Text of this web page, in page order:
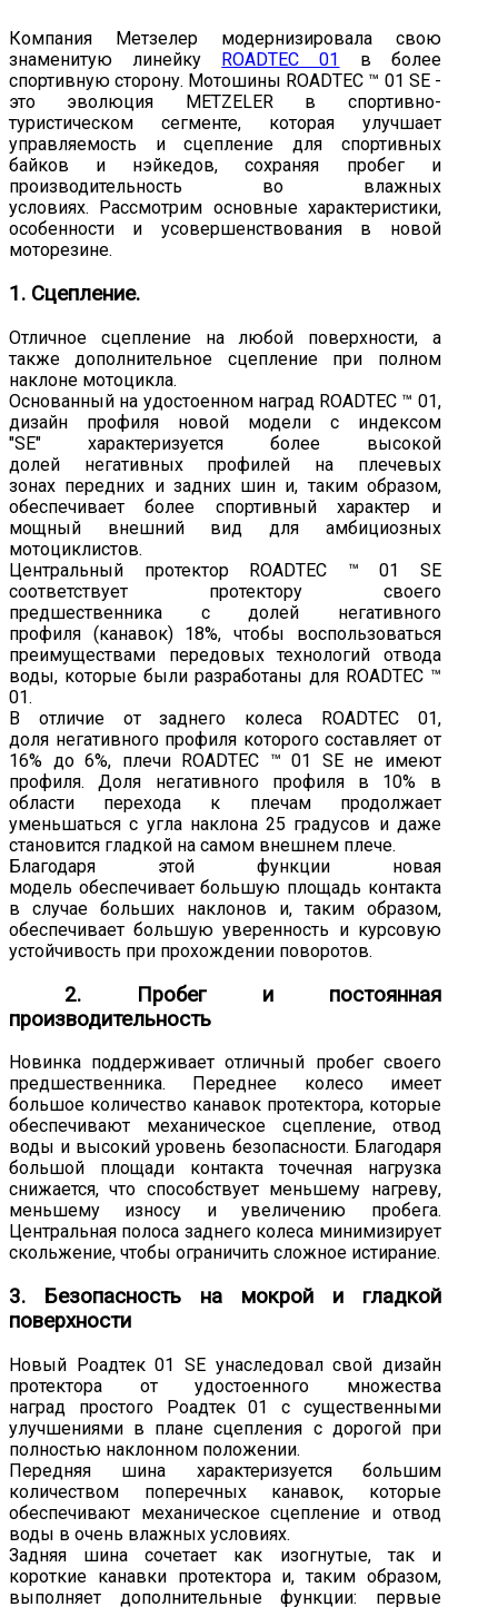
Компания Метзелер модернизировала свою
знаменитую линейку
ROADTEC 01
в более
спортивную сторону. Мотошины ROADTEC ™ 01 SE -
это эволюция METZELER в спортивно-
туристическом сегменте, которая улучшает
управляемость и сцепление для спортивных
байков и нэйкедов, сохраняя пробег и
производительность во влажных
условиях. Рассмотрим основные характеристики,
особенности и усовершенствования в новой
моторезине.
1. Сцепление.
Отличное сцепление на любой поверхности, а
также дополнительное сцепление при полном
наклоне мотоцикла.
Основанный на удостоенном наград ROADTEC ™ 01,
дизайн профиля новой модели с индексом
"SE" характеризуется более высокой
долей негативных профилей на плечевых
зонах передних и задних шин и, таким образом,
обеспечивает более спортивный характер и
мощный внешний вид для амбициозных
мотоциклистов.
Центральный протектор ROADTEC ™ 01 SE
соответствует протектору своего
предшественника с долей негативного
профиля (канавок) 18%, чтобы воспользоваться
преимуществами передовых технологий отвода
воды, которые были разработаны для ROADTEC ™
01.
В отличие от заднего колеса ROADTEC 01,
доля негативного профиля которого составляет от
16% до 6%, плечи ROADTEC ™ 01 SE не имеют
профиля. Доля негативного профиля в 10% в
области перехода к плечам продолжает
уменьшаться с угла наклона 25 градусов и даже
становится гладкой на самом внешнем плече.
Благодаря этой функции новая
модель обеспечивает большую площадь контакта
в случае больших наклонов и, таким образом,
обеспечивает большую уверенность и курсовую
устойчивость при прохождении поворотов.
2. Пробег и постоянная
производительность
Новинка поддерживает отличный пробег своего
предшественника. Переднее колесо имеет
большое количество канавок протектора, которые
обеспечивают механическое сцепление, отвод
воды и высокий уровень безопасности. Благодаря
большой площади контакта точечная нагрузка
снижается, что способствует меньшему нагреву,
меньшему износу и увеличению пробега.
Центральная полоса заднего колеса минимизирует
скольжение, чтобы ограничить сложное истирание.
3. Безопасность на мокрой и гладкой
поверхности
Новый Роадтек 01 SE унаследовал свой дизайн
протектора от удостоенного множества
наград простого Роадтек 01 с существенными
улучшениями в плане сцепления с дорогой при
полностью наклонном положении.
Передняя шина характеризуется большим
количеством поперечных канавок, которые
обеспечивают механическое сцепление и отвод
воды в очень влажных условиях.
Задняя шина сочетает как изогнутые, так и
короткие канавки протектора и, таким образом,
выполняет дополнительные функции: первые